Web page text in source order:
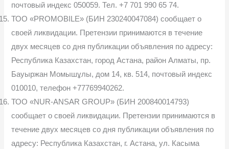
почтовый индекс 050059. Тел. +7 701 990 65 74.
ТОО «PROMOBILE» (БИН 230240047084) сообщает о
своей ликвидации. Претензии принимаются в течение
двух месяцев со дня публикации объявления по адресу:
Республика Казахстан, город Астана, район Алматы, пр.
Бауыржан Момышұлы, дом 14, кв. 514, почтовый индекс
010010, телефон +77769940262.
ТОО «NUR-ANSAR GROUP» (БИН 200840014793)
сообщает о своей ликвидации. Претензии принимаются в
течение двух месяцев со дня публикации объявления по
адресу: Республика Казахстан, г. Астана, ул. Касыма